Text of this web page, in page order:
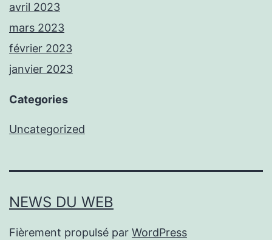
avril 2023
mars 2023
février 2023
janvier 2023
Categories
Uncategorized
NEWS DU WEB
Fièrement propulsé par WordPress